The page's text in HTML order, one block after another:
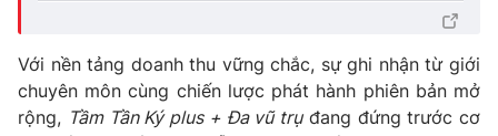
Với nền tảng doanh thu vững chắc, sự ghi nhận từ giới
chuyên môn cùng chiến lược phát hành phiên bản mở
rộng, Tầm Tần Ký plus + Đa vũ trụđang đứng trước cơ